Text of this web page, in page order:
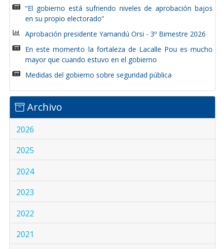
“El gobierno está sufriendo niveles de aprobación bajos
en su propio electorado”
Aprobación presidente Yamandú Orsi - 3º Bimestre 2026
En este momento la fortaleza de Lacalle Pou es mucho
mayor que cuando estuvo en el gobierno
Medidas del gobierno sobre seguridad pública
Archivo
2026
2025
2024
2023
2022
2021